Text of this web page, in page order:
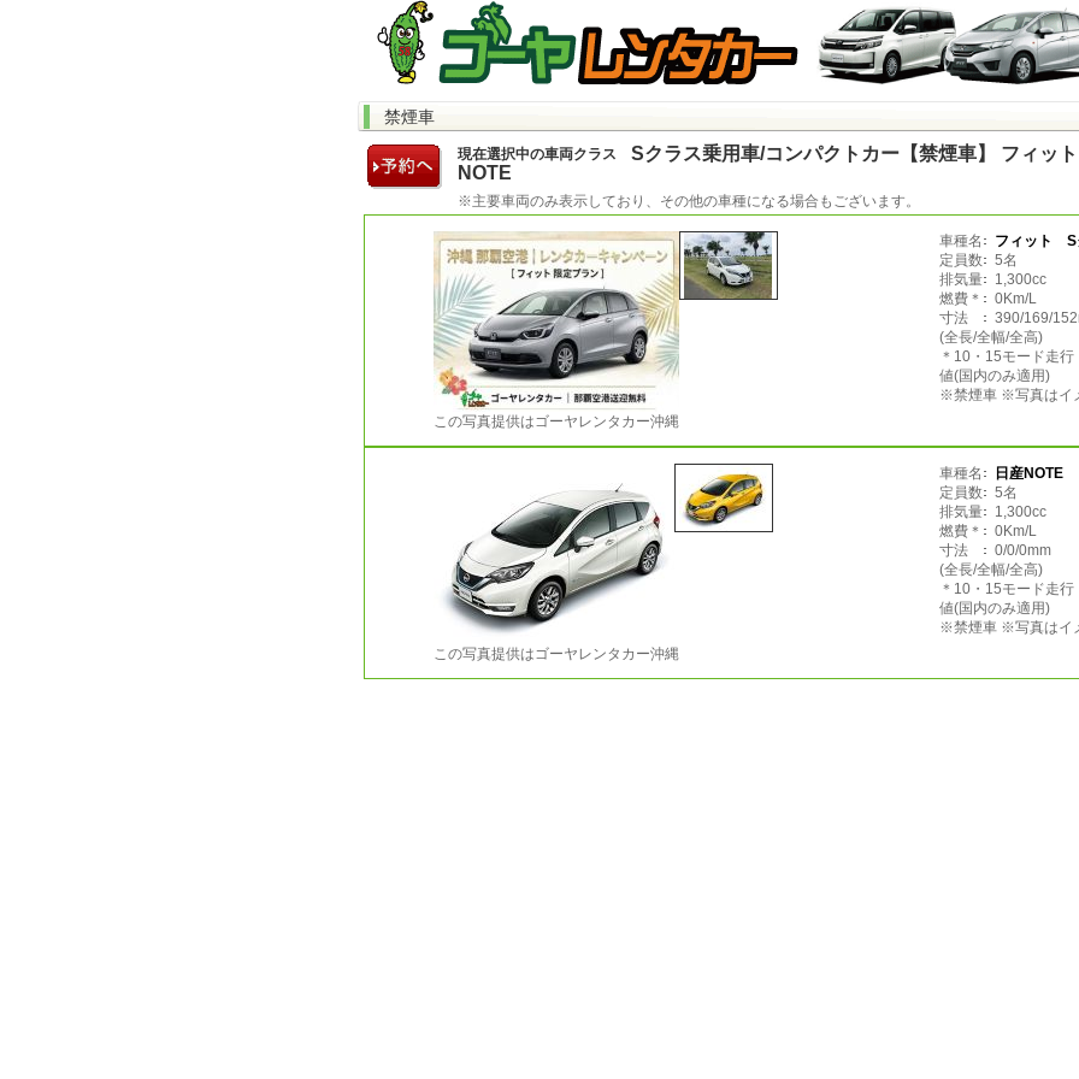
禁煙車
現在選択中の車両クラス
Sクラス乗用車/コンパクトカー【禁煙車】 フィッ
NOTE
※主要車両のみ表示しており、その他の車種になる場合もございます。
車種名
フィット S
定員数
5名
排気量
1,300cc
燃費＊
0Km/L
寸法
390/169/
(全長/全幅/全高)
＊10・15モード走
値(国内のみ適用)
※禁煙車 ※写真はイ
この写真提供はゴーヤレンタカー沖縄
車種名
日産NOTE
定員数
5名
排気量
1,300cc
燃費＊
0Km/L
寸法
0/0/0mm
(全長/全幅/全高)
＊10・15モード走
値(国内のみ適用)
※禁煙車 ※写真はイ
この写真提供はゴーヤレンタカー沖縄